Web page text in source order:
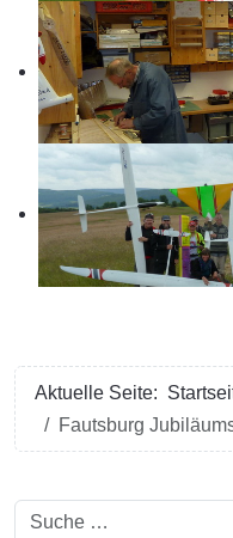
Aktuelle Seite:
Fautsburg
Suchen